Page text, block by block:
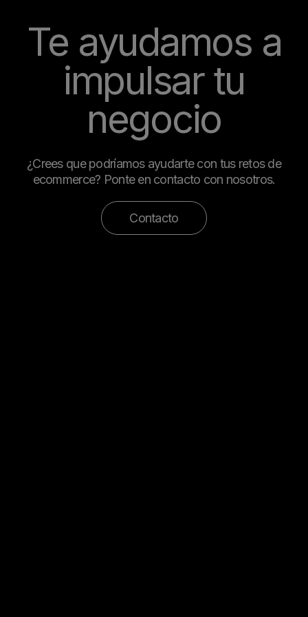
Te ayudamos a
impulsar tu
negocio
¿Crees que podríamos ayudarte con tus retos de
ecommerce? Ponte en contacto con nosotros.
Contacto